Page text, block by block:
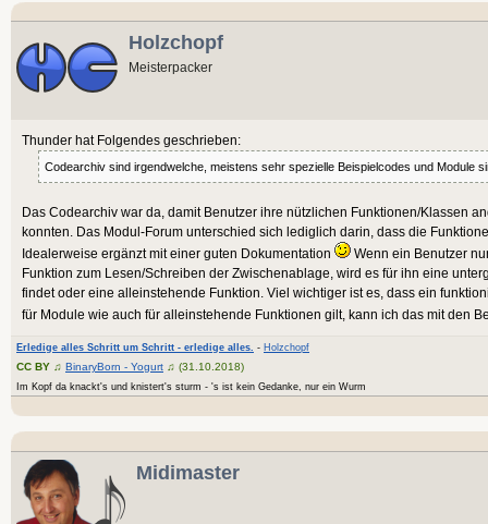
Holzchopf
Meisterpacker
Thunder hat Folgendes geschrieben:
Codearchiv sind irgendwelche, meistens sehr spezielle Beispielcodes und Module
Das Codearchiv war da, damit Benutzer ihre nützlichen Funktionen/Klassen
konnten. Das Modul-Forum unterschied sich lediglich darin, dass die
Idealerweise ergänzt mit einer guten Dokumentation
Wenn ein Benutzer
Funktion zum Lesen/Schreiben der Zwischenablage, wird es für ihn eine
findet oder eine alleinstehende Funktion. Viel wichtiger ist es, dass ein
für Module wie auch für alleinstehende Funktionen gilt, kann ich das mit den
Erledige alles Schritt um Schritt - erledige alles. - Holzchopf
CC BY ♫ BinaryBorn - Yogurt ♫ (31.10.2018)
Im Kopf da knackt's und knistert's sturm - 's ist kein Gedanke, nur ein Wurm
Midimaster